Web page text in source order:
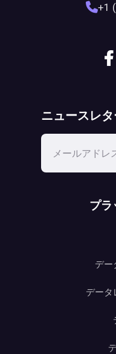
+1
ニュースレ
プラ
デー
データ